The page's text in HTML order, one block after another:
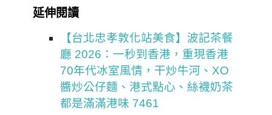
延伸閱讀
【台北忠孝敦化站美食】波記茶餐
廳 2026：一秒到香港，重現香港
70年代冰室風情，干炒牛河、XO
醬炒公仔麵、港式點心、絲襪奶茶
都是滿滿港味 7461